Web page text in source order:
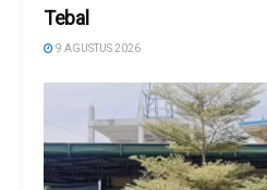
Tebal
9 AGUSTUS 2026